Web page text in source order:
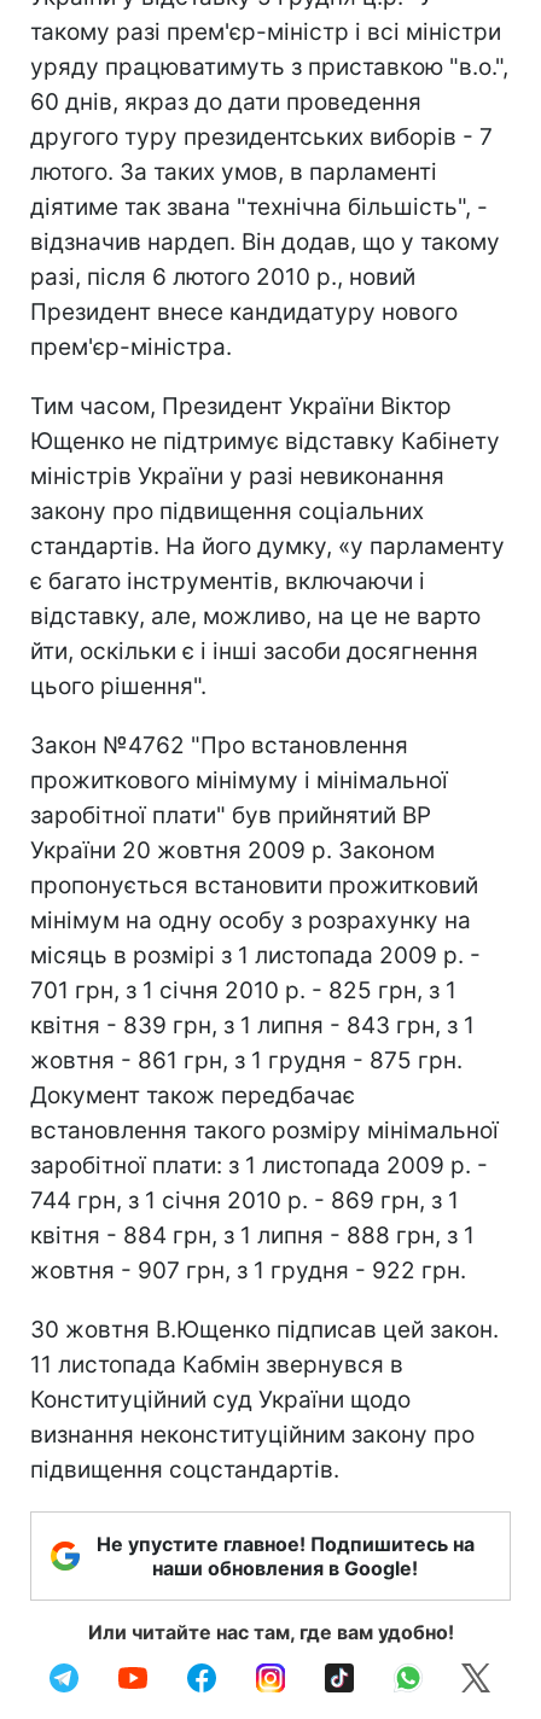
такому разі прем'єр-міністр і всі міністри
уряду працюватимуть з приставкою "в.о.",
60 днів, якраз до дати проведення
другого туру президентських виборів - 7
лютого. За таких умов, в парламенті
діятиме так звана "технічна більшість", -
відзначив нардеп. Він додав, що у такому
разі, після 6 лютого 2010 р., новий
Президент внесе кандидатуру нового
прем'єр-міністра.
Тим часом, Президент України Віктор
Ющенко не підтримує відставку Кабінету
міністрів України у разі невиконання
закону про підвищення соціальних
стандартів. На його думку, «у парламенту
є багато інструментів, включаючи і
відставку, але, можливо, на це не варто
йти, оскільки є і інші засоби досягнення
цього рішення".
Закон №4762 "Про встановлення
прожиткового мінімуму і мінімальної
заробітної плати" був прийнятий ВР
України 20 жовтня 2009 р. Законом
пропонується встановити прожитковий
мінімум на одну особу з розрахунку на
місяць в розмірі з 1 листопада 2009 р. -
701 грн, з 1 січня 2010 р. - 825 грн, з 1
квітня - 839 грн, з 1 липня - 843 грн, з 1
жовтня - 861 грн, з 1 грудня - 875 грн.
Документ також передбачає
встановлення такого розміру мінімальної
заробітної плати: з 1 листопада 2009 р. -
744 грн, з 1 січня 2010 р. - 869 грн, з 1
квітня - 884 грн, з 1 липня - 888 грн, з 1
жовтня - 907 грн, з 1 грудня - 922 грн.
30 жовтня В.Ющенко підписав цей закон.
11 листопада Кабмін звернувся в
Конституційний суд України щодо
визнання неконституційним закону про
підвищення соцстандартів.
Не упустите главное! Подпишитесь на
наши обновления в Google!
Или читайте нас там, где вам удобно!